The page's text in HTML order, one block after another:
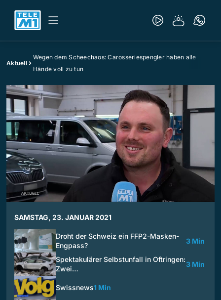
Aktuell
Wegen dem Scheechaos: Carosseriespengler haben alle
Hände voll zu tun
SAMSTAG, 23. JANUAR 2021
Droht der Schweiz ein FFP2-Masken-
Engpass?
3 Min
Spektakulärer Selbstunfall in Oftringen:
Zwei…
3 Min
Swissnews1 Min